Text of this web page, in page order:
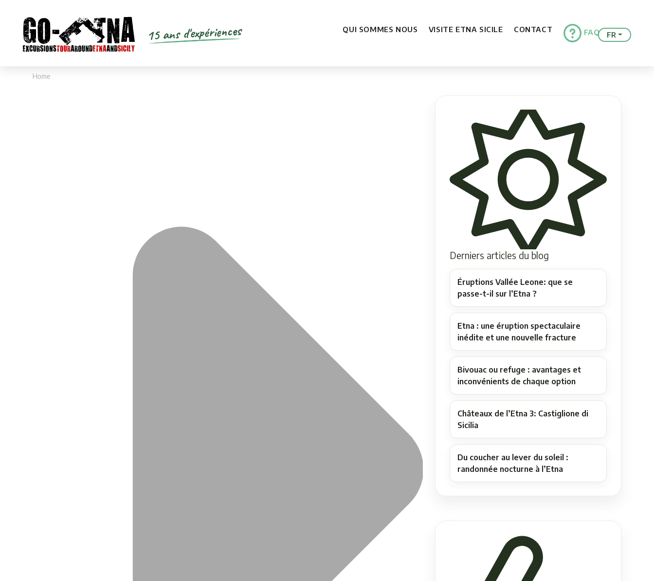
15 ans d'expériences QUI SOMMES NOUS VISITE ETNA SICILE CONTACT FAQ FR
Home
Derniers articles du blog
Éruptions Vallée Leone: que se
passe-t-il sur l’Etna ?
Etna : une éruption spectaculaire
inédite et une nouvelle fracture
Bivouac ou refuge : avantages et
inconvénients de chaque option
Châteaux de l’Etna 3: Castiglione di
Sicilia
Du coucher au lever du soleil :
randonnée nocturne à l’Etna